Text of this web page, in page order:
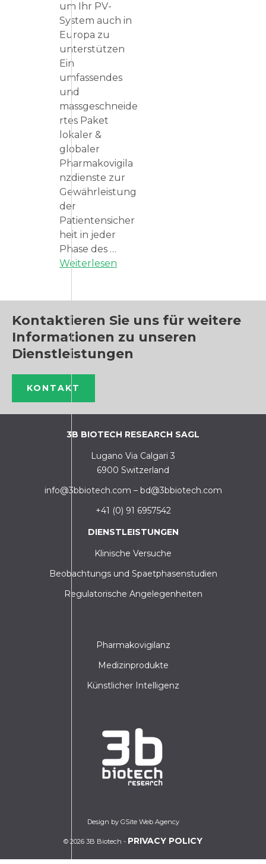
um Ihr PV-
System auch in
Europa zu
unterstützen
Ein
umfassendes
und
massgeschneide
rtes Paket
lokaler &
globaler
Pharmakovigila
nzdienste zur
Gewährleistung
der
Patientensicher
heit in jeder
Phase des …
Weiterlesen
Kontaktieren Sie uns für weitere
Informationen zu unseren
Dienstleistungen
KONTAKT
3B BIOTECH RESEARCH SAGL
Lugano Via Calgari 3
6900 Switzerland
info@3bbiotech.com – bd@3bbiotech.com
+41 (0) 91 6957542
DIENSTLEISTUNGEN
Klinische Versuche
Beobachtungs und Spaetphasenstudien
Regulatorische Angelegenheiten
Pharmakovigilanz
Medizinprodukte
Künstlicher Intelligenz
Design by GSite Web Agency
© 2026 3B Biotech - PRIVACY POLICY